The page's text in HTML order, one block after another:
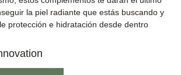
la piel radiante que estás buscando y
protección e hidratación desde dentro